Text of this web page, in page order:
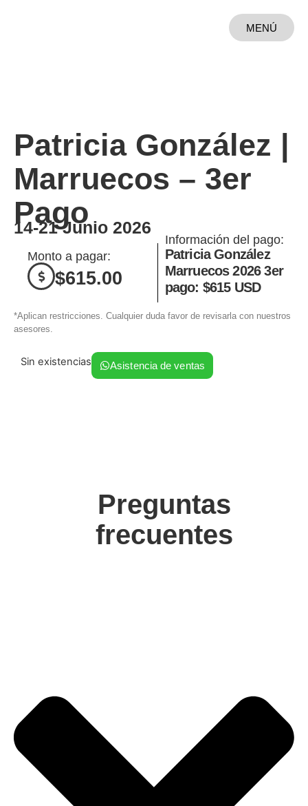
MENÚ
Patricia González |
Marruecos – 3er
Pago
14-21 Junio 2026
Monto a pagar:
$615.00
Información del pago:
Patricia González
Marruecos 2026 3er
pago: $615 USD
*Aplican restricciones. Cualquier duda favor de revisarla con nuestros
asesores.
Sin existencias Asistencia de ventas
Preguntas
frecuentes